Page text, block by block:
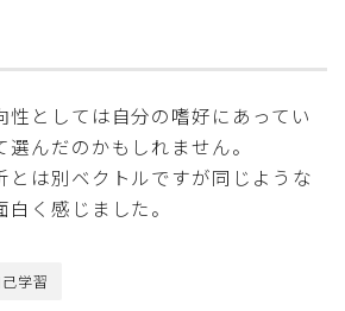
性としては自分の嗜好にあってい
んだのかもしれません。
とは別ベクトルですが同じような
く感じました。
学習